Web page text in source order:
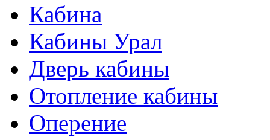
Кабина
Кабины Урал
Дверь кабины
Отопление кабины
Оперение